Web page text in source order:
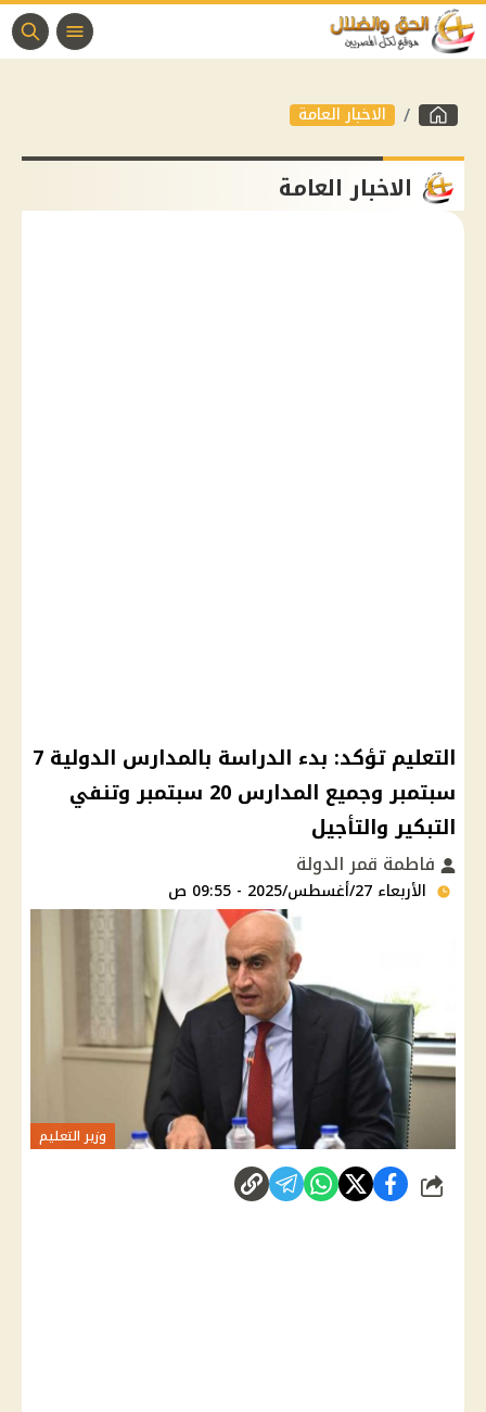
الاخبار العامة
الاخبار العامة
التعليم تؤكد: بدء الدراسة بالمدارس الدولية 7
سبتمبر وجميع المدارس 20 سبتمبر وتنفي
التبكير والتأجيل
فاطمة قمر الدولة
الأربعاء 27/أغسطس/2025 - 09:55 ص
وزير التعليم
شارك